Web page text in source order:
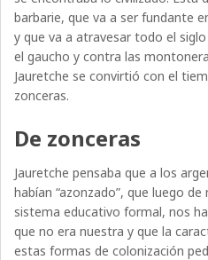
barbarie, que va a ser fundante
y que va a atravesar todo el
el gaucho y contra las
Jauretche se convirtió con el
zonceras.
De zonceras
Jauretche pensaba que a los
habían “azonzado”, que luego
sistema educativo formal, nos
que no era nuestra y que la
estas formas de colonización